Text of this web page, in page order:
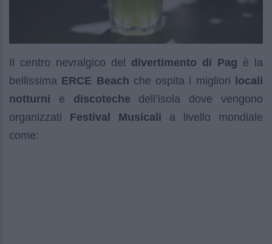
Il centro nevralgico del divertimento di Pag è la
bellissima ERCE Beach che ospita i migliori locali
notturni e discoteche dell’isola dove vengono
organizzati Festival Musicali a livello mondiale
come: